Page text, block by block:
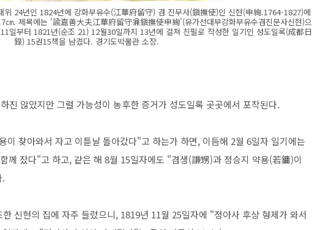
위 24년인 1824년에 강화부유수(江華府留守) 겸 진무사(鎭撫使)인 신현(申絢.1764-1827)에
. 제목에는 '諭嘉善大夫江華府留守兼鎭撫使申絢'(유가선대부강화부유수겸진문사신현)으
일부터 1821년(순조 21) 12월30일까지 13년에 걸쳐 친필로 작성한 일기인 성도일록(成都日
錄) 15권15책을 남겼다. 경기도박물관 소장.
진 않았지만 그럴 가능성이 농후한 증거가 성도일록 곳곳에서 포착된다.
이 찾아와서 자고 이튿날 돌아갔다"고 하는가 하면, 이듬해 2월 6일자 일기에는
께 잤다"고 하고, 같은 해 8월 15일자에도 "겸생(謙甥)과 정승지 약용(若鏞)이
.
신현의 집에 자주 들렀으니, 1819년 11월 25일자에 "정아사 후상 형제가 와서